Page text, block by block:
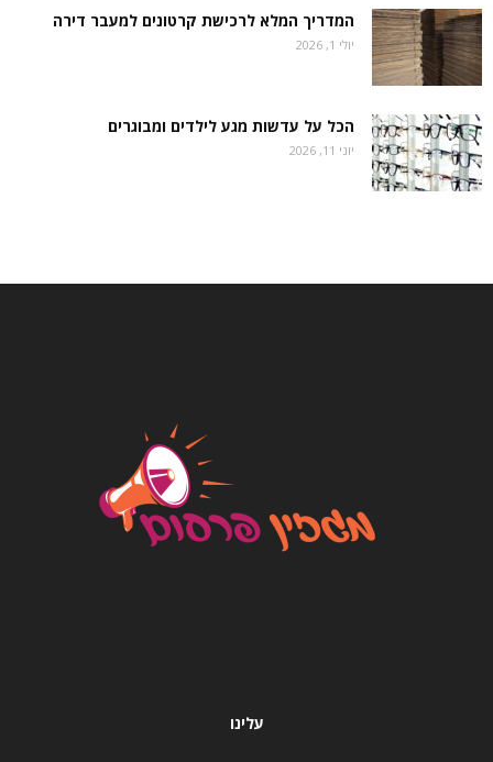
המדריך המלא לרכישת קרטונים למעבר דירה
יולי 1, 2026
הכל על עדשות מגע לילדים ומבוגרים
יוני 11, 2026
עלינו